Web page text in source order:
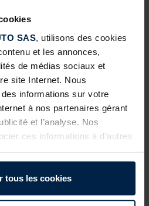
SAS , utilisons des cookies
et les annonces,
de médias sociaux et
site Internet. Nous
informations sur votre
à nos partenaires gérant
et l’analyse. Nos
ces informations à d’autres
de votre utilisation des
stocker des cookies sur votre
tous les cookies
TOIT LOUNGE : UNE SOLUTION
POUR VOS CLIENTS
d’aménagements extérieurs
abris de jardin évoluent. Ils ne sont
PLUS